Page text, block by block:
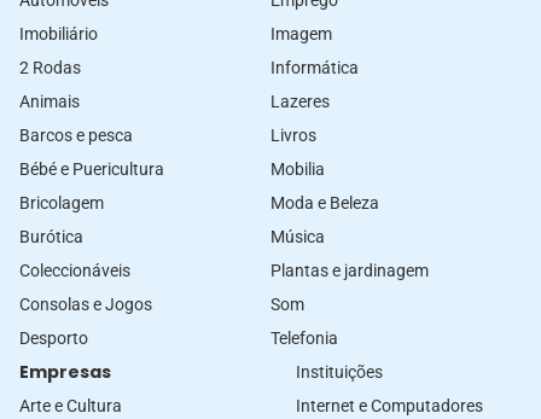
Imobiliário
2 Rodas
Animais
Barcos e pesca
Bébé e Puericultura
Bricolagem
Burótica
Coleccionáveis
Consolas e Jogos
Desporto
Imagem
Informática
Lazeres
Livros
Mobilia
Moda e Beleza
Música
Plantas e jardinagem
Som
Telefonia
Empresas
Arte e Cultura
Instituições
Internet e Computadores